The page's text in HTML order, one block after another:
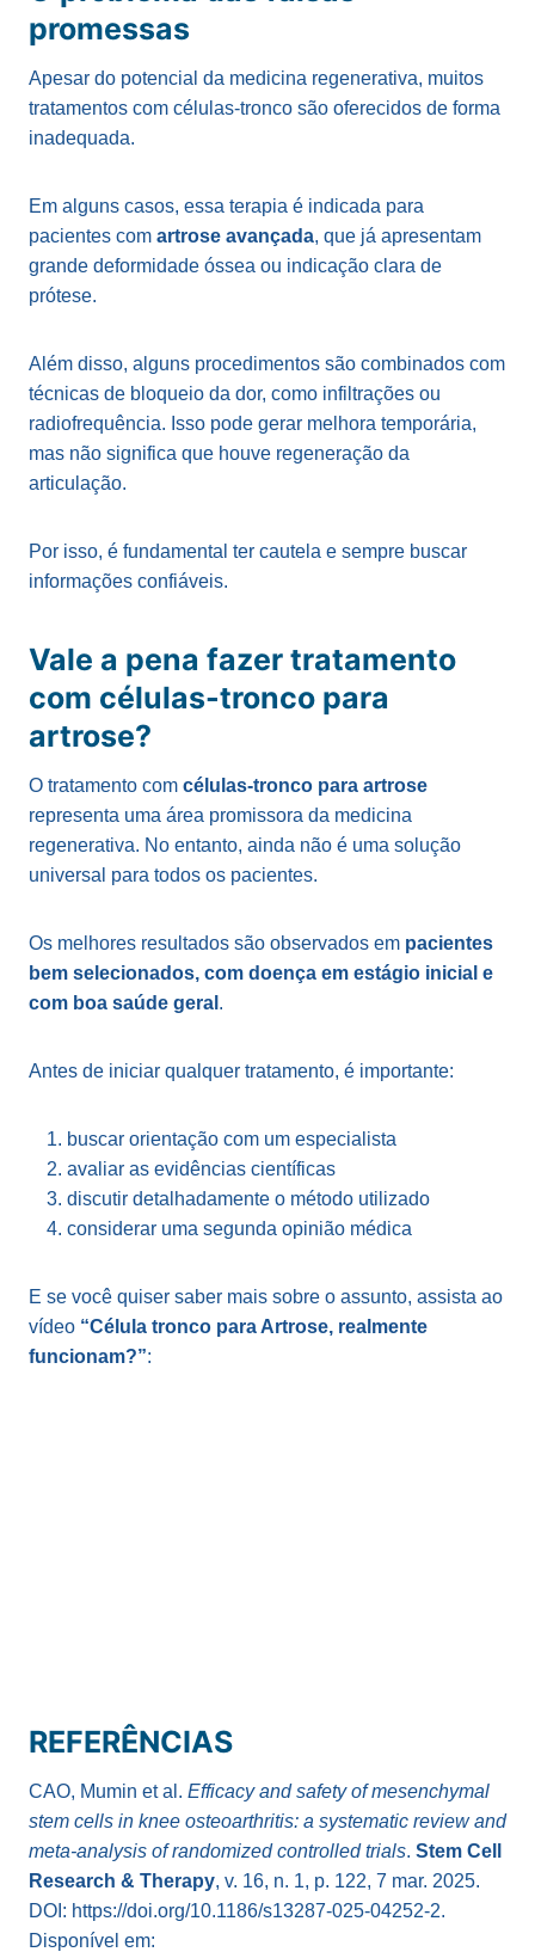
promessas
Apesar do potencial da medicina regenerativa, muitos
tratamentos com células-tronco são oferecidos de forma
inadequada.
Em alguns casos, essa terapia é indicada para
pacientes com artrose avançada, que já apresentam
grande deformidade óssea ou indicação clara de
prótese.
Além disso, alguns procedimentos são combinados com
técnicas de bloqueio da dor, como infiltrações ou
radiofrequência. Isso pode gerar melhora temporária,
mas não significa que houve regeneração da
articulação.
Por isso, é fundamental ter cautela e sempre buscar
informações confiáveis.
Vale a pena fazer tratamento
com células-tronco para
artrose?
O tratamento com células-tronco para artrose
representa uma área promissora da medicina
regenerativa. No entanto, ainda não é uma solução
universal para todos os pacientes.
Os melhores resultados são observados em pacientes
bem selecionados, com doença em estágio inicial e
com boa saúde geral .
Antes de iniciar qualquer tratamento, é importante:
buscar orientação com um especialista
avaliar as evidências científicas
discutir detalhadamente o método utilizado
considerar uma segunda opinião médica
E se você quiser saber mais sobre o assunto, assista ao
vídeo “Célula tronco para Artrose, realmente
funcionam?”:
REFERÊNCIAS
CAO, Mumin et al. Efficacy and safety of mesenchymal
stem cells in knee osteoarthritis: a systematic review and
meta-analysis of randomized controlled trials. Stem Cell
Research & Therapy, v. 16, n. 1, p. 122, 7 mar. 2025.
DOI: https://doi.org/10.1186/s13287-025-04252-2.
Disponível em: